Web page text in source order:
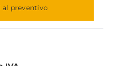
preventivo